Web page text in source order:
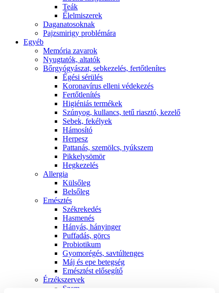
Teák
É́lelmiszerek
Daganatosoknak
Pajzsmirigy problémára
Egyéb
Memória zavarok
Nyugtatók, altatók
Bőrgyógyászat, sebkezelés, fertőtlenítes
É́gési sérülés
Koronavírus elleni védekezés
Fertőtlenítés
Higiéniás termékek
Szúnyog, kullancs, tetű riasztó, kezelő
Sebek, fekélyek
Hámosító
Herpesz
Pattanás, szemölcs, tyúkszem
Pikkelysömör
Hegkezelés
Allergia
Külsőleg
Belsőleg
Emésztés
Székrekedés
Hasmenés
Hányás, hányinger
Puffadás, görcs
Probiotikum
Gyomorégés, savtúltenges
Máj és epe betegség
Emésztést elősegítő
Érzékszervek
Szem